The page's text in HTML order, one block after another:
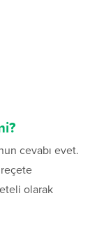
cevabı evet.
olarak